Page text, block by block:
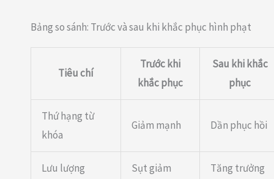
Bảng so sánh: Trước và sau khi khắc phục hình phạt
Tiêu chí
Trước khi
khắc phục
Sau khi khắc
phục
Thứ hạng từ
khóa
Giảm mạnh Dần phục hồi
Lưu lượng
Sụt giảm
Tăng trưởng